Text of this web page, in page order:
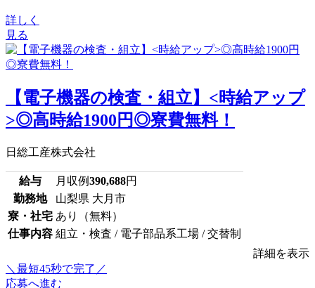
詳しく
見る
【電子機器の検査・組立】<時給アップ
>◎高時給1900円◎寮費無料！
日総工産株式会社
給与 月収例390,688円
勤務地
山梨県 大月市
寮・社宅 あり（無料）
仕事内容 組立・検査 / 電子部品系工場 / 交替制
詳細を表示
＼最短45秒で完了／
応募へ進む